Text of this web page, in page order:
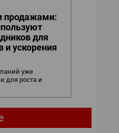
продажами:
для
и ускорения
уже
для роста и